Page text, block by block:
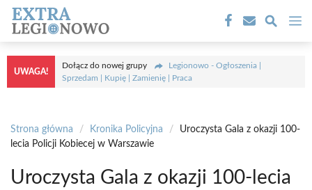
Przejdź
treści
UWAGA!
Dołącz do nowej grupy
Legionowo - Ogłoszenia |
Sprzedam | Kupię | Zamienię | Praca
Strona główna / Kronika Policyjna /
Uroczysta Gala z okazji 100-
lecia Policji Kobiecej w Warszawie
Uroczysta Gala z okazji 100-lecia